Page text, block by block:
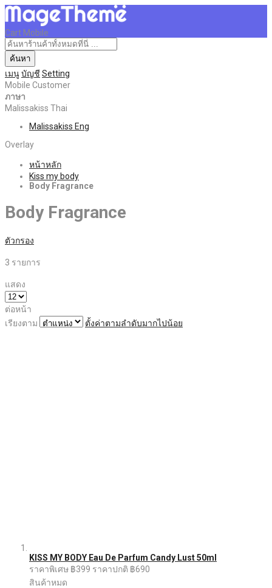
Cart Mobile
ค้นหา
เมนูบัญชี Setting
Mobile Customer
ภาษา
Malissakiss Thai
Malissakiss Eng
Overlay
หน้าหลัก
Kiss my body
Body Fragrance
Body Fragrance
ตัวกรอง
3 รายการ
แสดง
ต่อหน้า
เรียงตาม
ตั้งค่าตามลำดับมากไปน้อย
KISS MY BODY Eau De Parfum Candy Lust 50ml
ราคาพิเศษ ฿399 ราคาปกติ ฿690
สินค้าหมด